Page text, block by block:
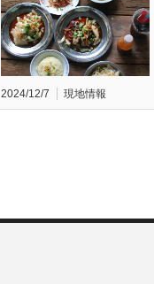
2024/12/7 現地情報